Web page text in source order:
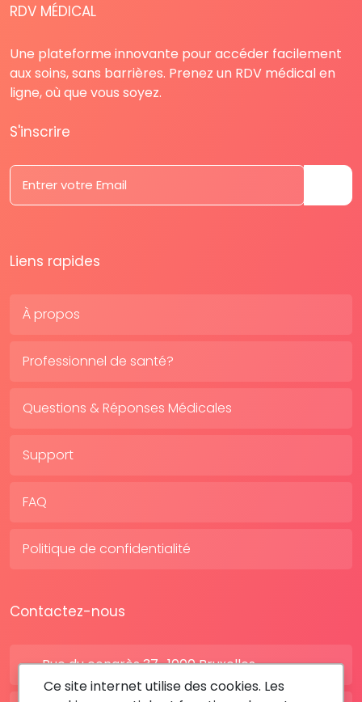
RDV MÉDICAL
Une plateforme innovante pour accéder facilement
aux soins, sans barrières. Prenez un RDV médical en
ligne, où que vous soyez.
S'inscrire
Liens rapides
À propos
Professionnel de santé?
Questions & Réponses Médicales
Support
FAQ
Politique de confidentialité
Contactez-nous
Rue du congrès 37 , 1000 Bruxelles
Ce site internet utilise des cookies. Les